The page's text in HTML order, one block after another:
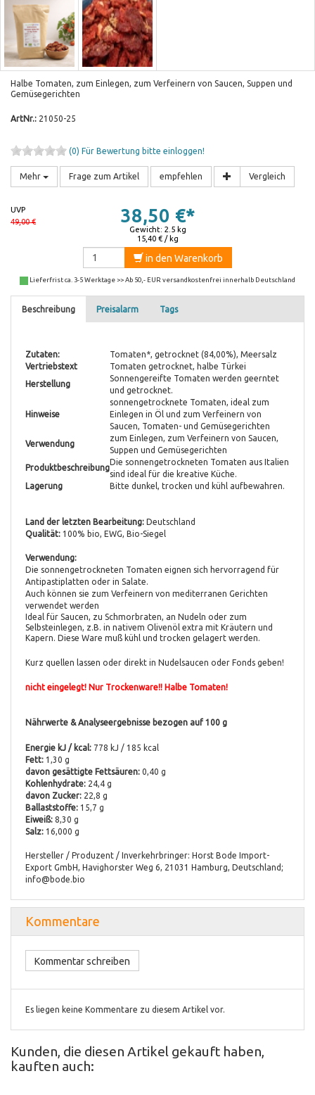
Halbe Tomaten, zum Einlegen, zum Verfeinern von Saucen, Suppen und
Gemüsegerichten
ArtNr.: 21050-25
(0) Für Bewertung bitte einloggen!
Mehr Frage zum Artikel empfehlen Vergleich
38,50 €*
UVP
49,00 €
15,40 € / kg
Gewicht: 2.5 kg
in den Warenkorb
Lieferfrist ca. 3-5 Werktage >> Ab 50,- EUR versandkostenfrei innerhalb Deutschland
Beschreibung Preisalarm Tags
Zutaten:
Tomaten*, getrocknet (84,00%), Meersalz
Vertriebstext
Tomaten getrocknet, halbe Türkei
Herstellung
Sonnengereifte Tomaten werden geerntet
und getrocknet.
Hinweise
sonnengetrocknete Tomaten, ideal zum
Einlegen in Öl und zum Verfeinern von
Saucen, Tomaten- und Gemüsegerichten
Verwendung
zum Einlegen, zum Verfeinern von Saucen,
Suppen und Gemüsegerichten
Produktbeschreibung
Die sonnengetrockneten Tomaten aus Italien
sind ideal für die kreative Küche.
Lagerung
Bitte dunkel, trocken und kühl aufbewahren.
Land der letzten Bearbeitung: Deutschland
Qualität: 100% bio, EWG, Bio-Siegel
Verwendung:
Die sonnengetrockneten Tomaten eignen sich hervorragend für
Antipastiplatten oder in Salate.
Auch können sie zum Verfeinern von mediterranen Gerichten
verwendet werden
Ideal für Saucen, zu Schmorbraten, an Nudeln oder zum
Selbsteinlegen, z.B. in nativem Olivenöl extra mit Kräutern und
Kapern. Diese Ware muß kühl und trocken gelagert werden.
Kurz quellen lassen oder direkt in Nudelsaucen oder Fonds geben!
nicht eingelegt! Nur Trockenware!! Halbe Tomaten!
Nährwerte & Analyseergebnisse bezogen auf 100 g
Energie kJ / kcal: 778 kJ / 185 kcal
Fett: 1,30 g
davon gesättigte Fettsäuren: 0,40 g
Kohlenhydrate: 24,4 g
davon Zucker: 22,8 g
Ballaststoffe: 15,7 g
Eiweiß: 8,30 g
Salz: 16,000 g
Hersteller / Produzent / Inverkehrbringer: Horst Bode Import-
Export GmbH, Havighorster Weg 6, 21031 Hamburg, Deutschland;
info@bode.bio
Kommentare
Kommentar schreiben
Es liegen keine Kommentare zu diesem Artikel vor.
Kunden, die diesen Artikel gekauft haben,
kauften auch: